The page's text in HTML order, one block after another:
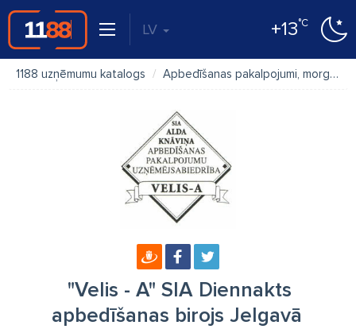
LV +13°C
1188 uzņēmumu katalogs Apbedīšanas pakalpojumi, morgi
"Velis - A" SIA Diennakts
apbedīšanas birojs Jelgavā